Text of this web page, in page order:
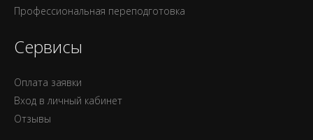
Профессиональная переподготовка
Сервисы
Оплата заявки
Вход в личный кабинет
Отзывы